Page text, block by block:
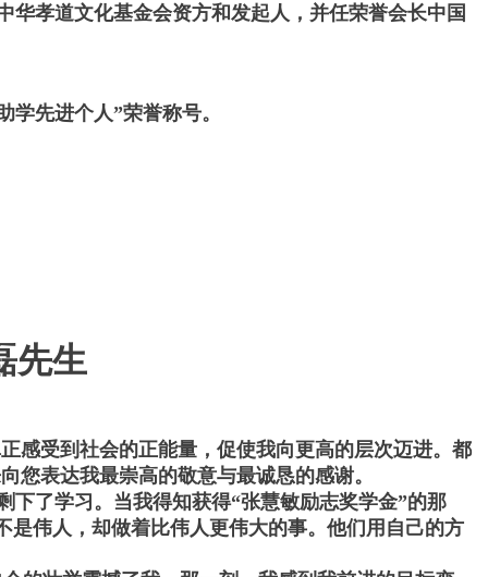
孝道文化基金会资方和发起人，并任荣誉会长中国
先进个人”荣誉称号。
先生
感受到社会的正能量，促使我向更高的层次迈进。都
您表达我最崇高的敬意与最诚恳的感谢。
了学习。当我得知获得“张慧敏励志奖学金”的那
伟人，却做着比伟人更伟大的事。他们用自己的方